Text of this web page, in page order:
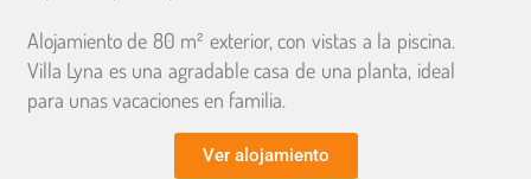
Alojamiento de 80 m² exterior, con vistas a la piscina.
Villa Lyna es una agradable casa de una planta, ideal
para unas vacaciones en familia.
Ver alojamiento